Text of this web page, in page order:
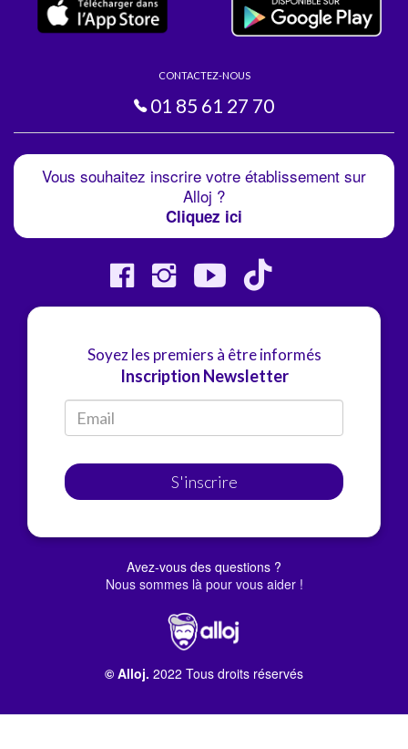
CONTACTEZ-NOUS
01 85 61 27 70
Vous souhaitez inscrire votre établissement sur
Alloj ?
Cliquez ici
Soyez les premiers à être informés
Inscription Newsletter
S'inscrire
Avez-vous des questions ?
Nous sommes là pour vous aider !
© Alloj. 2022 Tous droits réservés